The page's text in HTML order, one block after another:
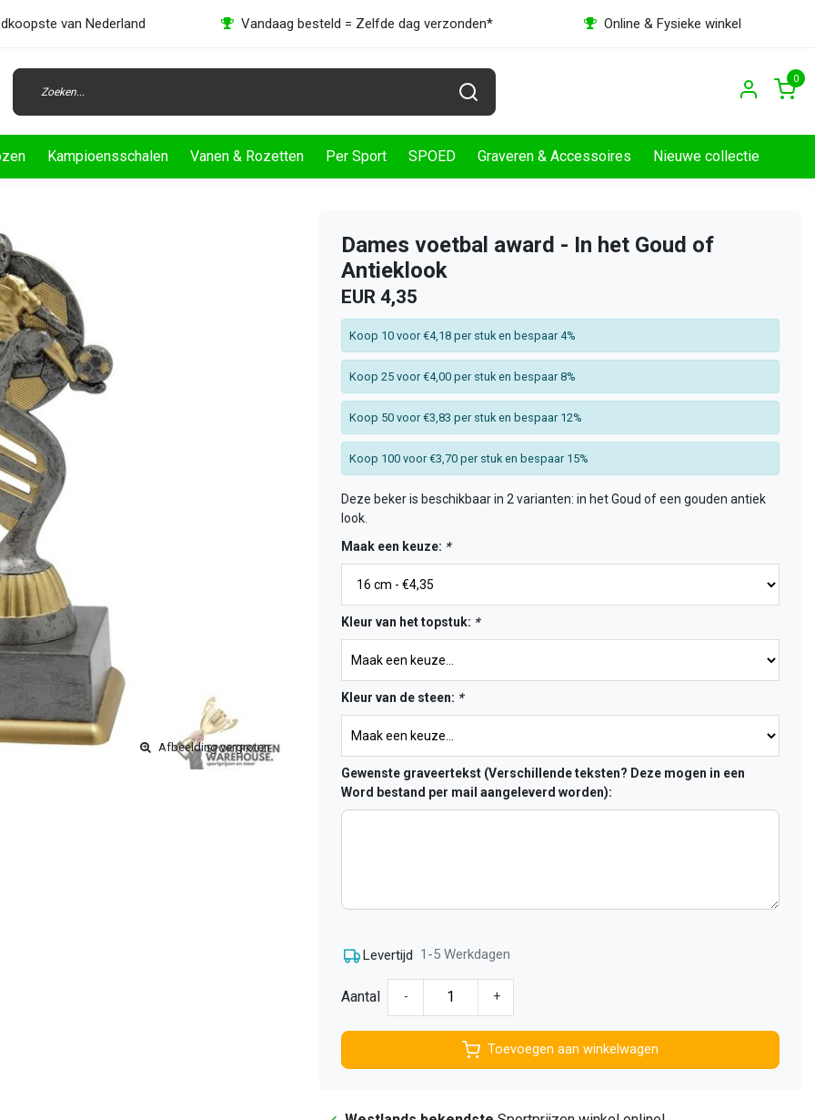
van Nederland Vandaag besteld = Zelfde dag verzonden* Online & Fysieke winkel
0
Kampioensschalen Vanen & Rozetten Per Sport SPOED Graveren & Accessoires Nieuwe collectie
Afbeelding vergroten
Dames voetbal award - In het Goud of
Antieklook
EUR 4,35
Koop 10 voor €4,18 per stuk en bespaar 4%
Koop 25 voor €4,00 per stuk en bespaar 8%
Koop 50 voor €3,83 per stuk en bespaar 12%
Koop 100 voor €3,70 per stuk en bespaar 15%
Deze beker is beschikbaar in 2 varianten: in het Goud of een gouden antiek
look.
Maak een keuze: *
Kleur van het topstuk: *
Kleur van de steen: *
Gewenste graveertekst (Verschillende teksten? Deze mogen in een
Word bestand per mail aangeleverd worden):
Levertijd 1-5 Werkdagen
Aantal - +
Toevoegen aan winkelwagen